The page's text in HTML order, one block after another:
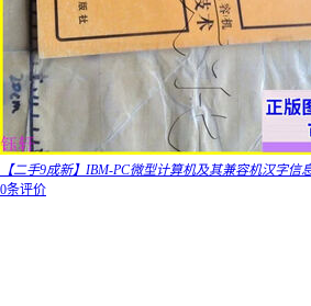
【二手9成新】IBM-PC微型计算机及其兼容机汉字信
0条评价